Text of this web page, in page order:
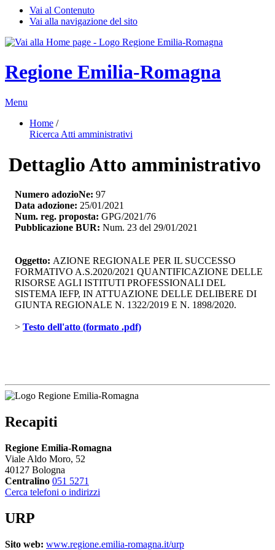
Vai al Contenuto
Vai alla navigazione del sito
Regione Emilia-Romagna
Menu
Home /
Ricerca Atti amministrativi
Dettaglio Atto amministrativo
Numero adozioNe: 97
Data adozione: 25/01/2021
Num. reg. proposta: GPG/2021/76
Pubblicazione BUR: Num. 23 del 29/01/2021
Oggetto: AZIONE REGIONALE PER IL SUCCESSO
FORMATIVO A.S.2020/2021 QUANTIFICAZIONE DELLE
RISORSE AGLI ISTITUTI PROFESSIONALI DEL
SISTEMA IEFP, IN ATTUAZIONE DELLE DELIBERE DI
GIUNTA REGIONALE N. 1322/2019 E N. 1898/2020.
> Testo dell'atto (formato .pdf)
Recapiti
Regione Emilia-Romagna
Viale Aldo Moro, 52
40127 Bologna
Centralino 051 5271
Cerca telefoni o indirizzi
URP
Sito web: www.regione.emilia-romagna.it/urp